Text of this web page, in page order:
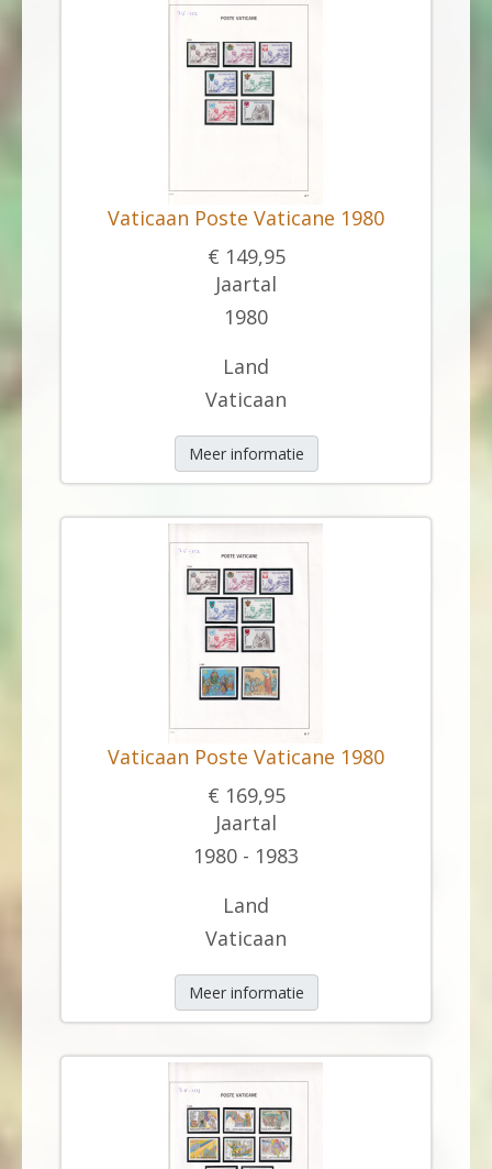
Vaticaan Poste Vaticane 1980
€ 149,95
Jaartal
1980
Land
Vaticaan
Meer informatie
Vaticaan Poste Vaticane 1980
€ 169,95
Jaartal
1980 - 1983
Land
Vaticaan
Meer informatie